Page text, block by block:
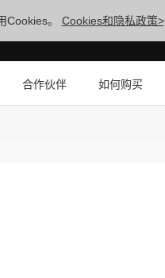
Cookies。 Cookies和隐私政策>
合作伙伴 如何购买